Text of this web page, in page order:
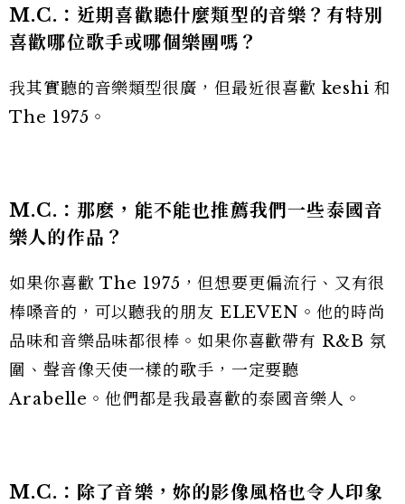
M.C.： 近期喜歡聽什麼類型的音樂？有特別
喜歡哪位歌手或哪個樂團嗎？
我其實聽的音樂類型很廣，但最近很喜歡 keshi 和
The 1975。
M.C.： 那麽，能不能也推薦我們一些泰國音
樂人的作品？
如果你喜歡 The 1975，但想要更偏流行、又有很
棒嗓音的，可以聽我的朋友 ELEVEN。他的時尚
品味和音樂品味都很棒。如果你喜歡帶有 R&B 氛
圍、聲音像天使一樣的歌手，一定要聽
Arabelle。他們都是我最喜歡的泰國音樂人。
M.C.：除了音樂，妳的影像風格也令人印象